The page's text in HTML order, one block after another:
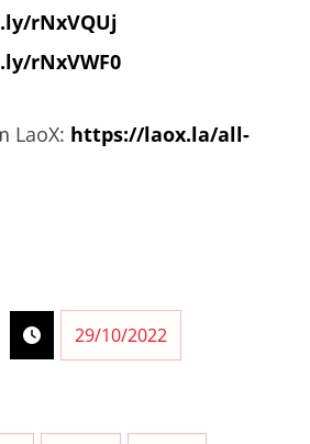
rNxVQUj
rNxVWF0
LaoX: https://laox.la/all-
29/10/2022